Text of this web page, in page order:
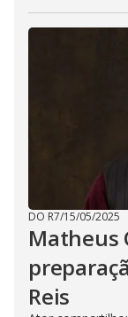
DO R7/15/05/2025
Matheus
Reis